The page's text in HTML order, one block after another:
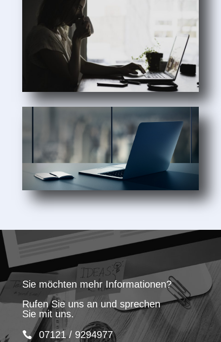
Sie möchten mehr Informationen?
Rufen Sie uns an und sprechen
Sie mit uns.
07121 / 9294977